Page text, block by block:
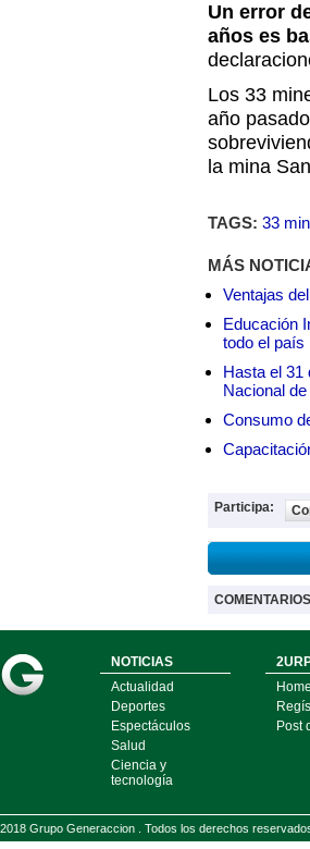
Un error
años es
Los 33
año
la mina
TAGS: 33
MÁS
Ventajas
Educación
todo el país
Hasta el 31
Nacional
Consumo
Participa:
COMENTARIOS
NOTICIAS
Actualidad
Deportes
Espectáculos
Salud
Ciencia y
tecnología
Home
Post
2018 Grupo Generaccion . Todos los derechos